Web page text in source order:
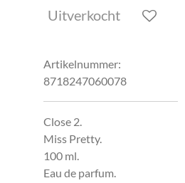
Uitverkocht
Artikelnummer:
8718247060078
Close 2.
Miss Pretty.
100 ml.
Eau de parfum.